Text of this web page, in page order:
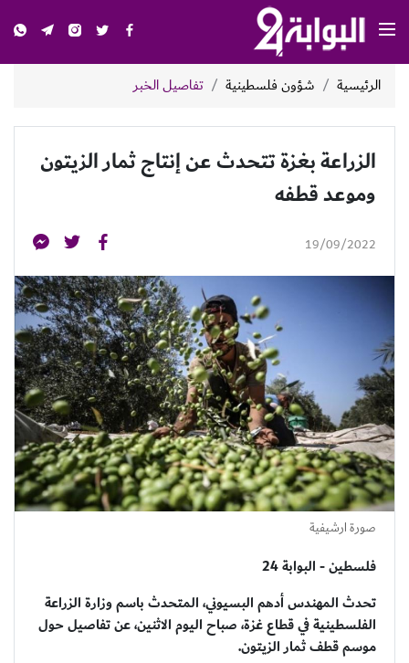
الرئيسية شؤون فلسطينية تفاصيل الخبر
الزراعة بغزة تتحدث عن إنتاج ثمار الزيتون
وموعد قطفه
19/09/2022
صورة ارشيفية
فلسطين - البوابة 24
تحدث المهندس أدهم البسيوني، المتحدث باسم وزارة الزراعة
الفلسطينية في قطاع غزة، صباح اليوم الاثنين، عن تفاصيل حول
موسم قطف ثمار الزيتون.